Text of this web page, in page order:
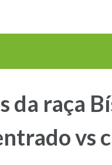
da raça
vs